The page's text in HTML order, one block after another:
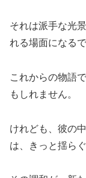
それは派手な光
れる場面になるで
これからの物語
もしれません。
けれども、彼の
は、きっと揺ら